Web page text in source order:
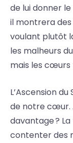
de lui donner
il montrera
voulant plutôt
les malheurs
mais les cœurs
L’Ascension
de notre cœur.
davantage ?
contenter des